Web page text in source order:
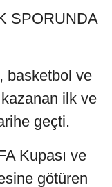
SPORUNDA
basketbol ve
ilk ve
geçti.
Kupası ve
götüren